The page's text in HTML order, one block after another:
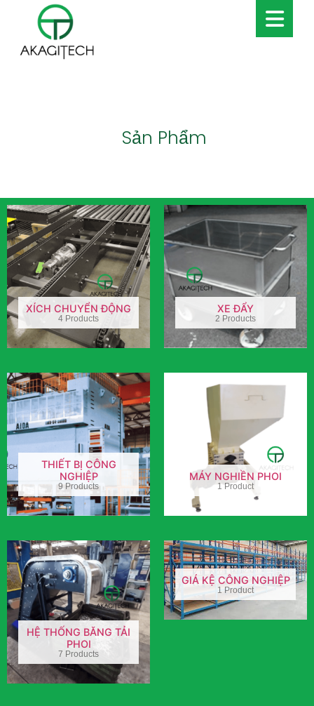
Sản Phẩm
XÍCH CHUYỂN ĐỘNG
4 Products
XE ĐẨY
2 Products
THIẾT BỊ CÔNG
NGHIỆP
9 Products
MÁY NGHIỀN PHOI
1 Product
HỆ THỐNG BĂNG TẢI
PHOI
7 Products
GIÁ KỆ CÔNG NGHIỆP
1 Product